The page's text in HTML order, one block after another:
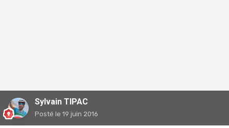
Sylvain TIPAC
Posté le 19 juin 2016